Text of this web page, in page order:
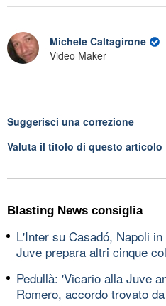
Michele Caltagirone
Video Maker
Suggerisci una correzione
Valuta il titolo di questo articolo
Blasting News consiglia
L'Inter su Casadó, Napoli
Juve prepara altri cinque
Pedullà: 'Vicario alla Juve
Romero, accordo trovato